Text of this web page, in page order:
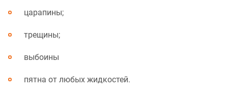
царапины;
трещины;
выбоины
пятна от любых жидкостей.